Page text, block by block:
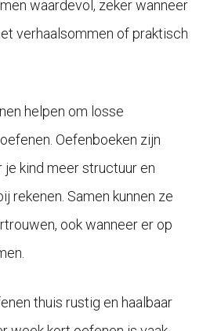
waardevol, zeker wanneer
verhaalsommen of praktisch
helpen om losse
Oefenboeken zijn
je kind meer structuur en
rekenen. Samen kunnen ze
ook wanneer er op
thuis rustig en haalbaar